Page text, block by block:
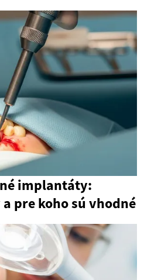
implantáty:
pre koho sú vhodné